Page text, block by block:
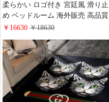
柔らかい ロゴ付き 宮廷風 滑り止
め ベッドルーム 海外販売 高品質
キッチン ハイブランド フェンデ
料無料 滑り止め素材 洗濯機洗い
可能 文字 カーペット Fendi 吸水
滑り止めシート ベビーマット
￥16630￥18630